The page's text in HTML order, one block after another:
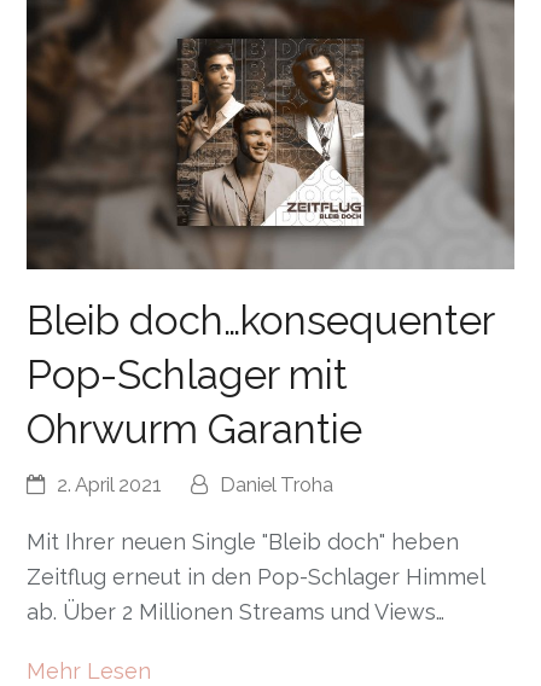
Bleib doch…konsequenter
Pop-Schlager mit
Ohrwurm Garantie
2. April 2021 Daniel Troha
Mit Ihrer neuen Single "Bleib doch" heben
Zeitflug erneut in den Pop-Schlager Himmel
ab. Über 2 Millionen Streams und Views…
Mehr Lesen